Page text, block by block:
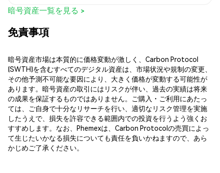
暗号資産一覧を見る >
免責事項
暗号資産市場は本質的に価格変動が激しく、Carbon Protocol
(SWTH)を含むすべてのデジタル資産は、市場状況や規制の変更、
その他予測不可能な要因により、大きく価格が変動する可能性が
あります。暗号資産の取引にはリスクが伴い、過去の実績は将来
の成果を保証するものではありません。ご購入・ご利用にあたっ
ては、ご自身で十分なリサーチを行い、適切なリスク管理を実施
したうえで、損失を許容できる範囲内での投資を行うよう強くお
すすめします。なお、Phemexは、Carbon Protocolの売買によっ
て生じたいかなる損失についても責任を負いかねますので、あら
かじめご了承ください。